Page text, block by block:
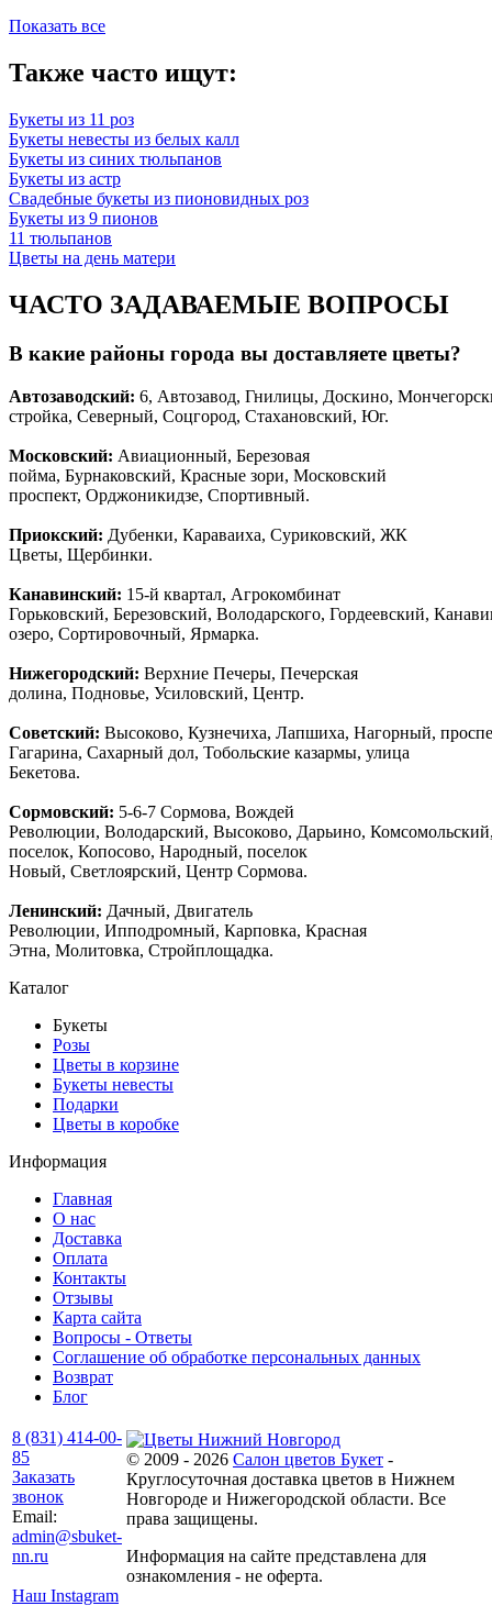
Показать все
Также часто ищут:
Букеты из 11 роз
Букеты невесты из белых калл
Букеты из синих тюльпанов
Букеты из астр
Свадебные букеты из пионовидных роз
Букеты из 9 пионов
11 тюльпанов
Цветы на день матери
ЧАСТО ЗАДАВАЕМЫЕ ВОПРОСЫ
В какие районы города вы доставляете цветы?
Автозаводский: 6, Автозавод, Гнилицы, Доскино,
стройка, Северный, Соцгород, Стахановский, Юг.
Московский: Авиационный, Березовая
пойма, Бурнаковский, Красные зори, Московский
проспект, Орджоникидзе, Спортивный.
Приокский: Дубенки, Караваиха, Суриковский, ЖК
Цветы, Щербинки.
Канавинский: 15-й квартал, Агрокомбинат
Горьковский, Березовский, Володарского, Гордеевский,
озеро, Сортировочный, Ярмарка.
Нижегородский: Верхние Печеры, Печерская
долина, Подновье, Усиловский, Центр.
Советский: Высоково, Кузнечиха, Лапшиха, Нагорный,
Гагарина, Сахарный дол, Тобольские казармы, улица
Бекетова.
Сормовский: 5-6-7 Сормова, Вождей
Революции, Володарский, Высоково, Дарьино,
поселок, Копосово, Народный, поселок
Новый, Светлоярский, Центр Сормова.
Ленинский: Дачный, Двигатель
Революции, Ипподромный, Карповка, Красная
Этна, Молитовка, Стройплощадка.
Каталог
Букеты
Розы
Цветы в корзине
Букеты невесты
Подарки
Цветы в коробке
Информация
Главная
О нас
Доставка
Оплата
Контакты
Отзывы
Карта сайта
Вопросы - Ответы
Соглашение об обработке персональных данных
Возврат
Блог
8 (831) 414-00-
85
Заказать
звонок
Email:
admin@sbuket-
nn.ru
Наш Instagram
© 2009 - 2026 Салон цветов Букет -
Круглосуточная доставка цветов в Нижнем
Новгороде и Нижегородской области. Все
права защищены.
Информация на сайте представлена для
ознакомления - не оферта.